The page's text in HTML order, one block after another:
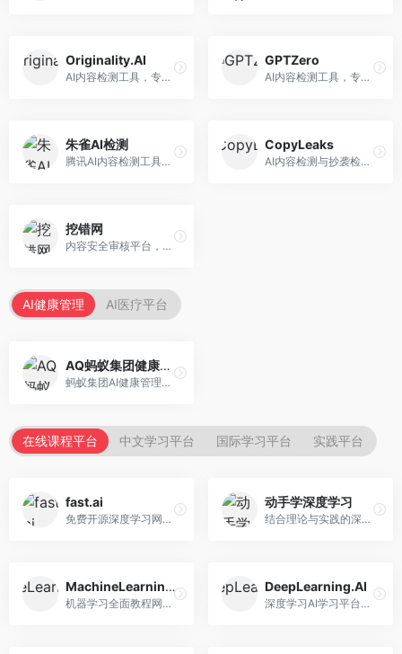
Originality.AI
AI内容检测工具，专注于内容原创性验证。面向内容创作者和出版商，提供AI检测、抄袭检测、批量分析等服务，检测精度高。
GPTZero
AI内容检测工具，专注于AI生成文本识别。面向教育工作者和出版商，提供文本检测、批量分析、API接口等服务，检测准确率高。
朱雀AI检测
腾讯AI内容检测工具，专注于中文内容识别。面向中文用户，提供AI内容检测、文本分析、报告生成等服务，中文检测专业。
CopyLeaks
AI内容检测与抄袭检测平台，专注于内容原创性验证。面向教育机构和出版商，提供AI检测、抄袭检测、多语言支持等服务，检测全面。
挖错网
内容安全审核平台，专注于违规内容检测。面向企业和平台，提供内容审核、敏感词检测、风险预警等服务，安全审核专业。
AI健康管理 AI医疗平台
AQ蚂蚁集团健康管家
蚂蚁集团AI健康管理服务，专注于个人健康监测。面向个人用户，提供健康评估、慢病管理、健康建议等服务，健康管理便捷。
在线课程平台 中文学习平台 国际学习平台 实践平台
fast.ai
免费开源深度学习网站，专注于实用AI教学。面向开发者，提供免费深度学习课程、实战项目、代码库等资源，学习门槛低。
动手学深度学习
结合理论与实践的深度学习教材，专注于代码驱动学习。面向学生和开发者，提供深度学习理论、代码实现、练习题等资源，学习体验好。
MachineLearningMastery
机器学习全面教程网站，专注于实用技能教学。面向开发者，提供机器学习算法、Python实现、项目实战等教程，实用性强。
DeepLearning.AI
深度学习AI学习平台，由吴恩达创立。面向AI学习者，提供深度学习专项课程、AI新闻、技术社区等资源，课程质量权威。